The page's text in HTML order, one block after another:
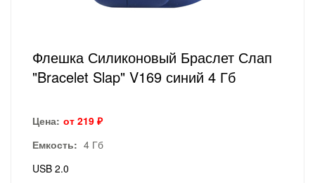
Флешка Силиконовый Браслет Слап
"Bracelet Slap" V169 синий 4 Гб
Цена: от 219 ₽
Емкость: 4 Гб
USB 2.0